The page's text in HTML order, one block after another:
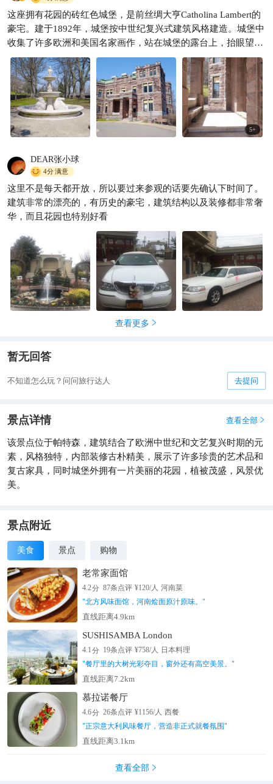
这座拥有花园的砖红色城堡，是前丝绸大亨Catholina Lambert的
豪宅。建于1892年，城堡按中世纪复兴式建筑风格建造。城堡中
收集了许多欧洲和美国名家画作，站在城堡的露台上，抬眼望去
便是曼哈顿的天际线，拥有着绝佳的风景，前来的当日城堡在翻
修中，上官网查询了下资料，兰伯特城堡翻修后预计会于2023年
完工重新开放，城堡会继续作为博物馆开放参观。
5+
DEAR张小球
4分满意
这里不是每天都开放，所以要过来参观的话要先确认下时间了。
建筑非常的漂亮的，有历史的豪宅，建筑结构以及装修都非常奢
华，而且花园也特别好看
查看更多 
暂无回答
不知道怎么玩？问问旅行达人 去提问
景点详情 查看全部 
该景点位于帕特森，建筑结合了欧洲中世纪和文艺复兴时期的元
素，风格独特，内部装修古朴精美，展示了许多珍贵的艺术品和
复古家具，同时城堡外拥有一片美丽的花园，植被茂盛，风景优
美。
景点附近
美食 景点 购物
老常家面馆
4.2分 87条点评 ¥120/人 河南菜
"北方风味面馆，河南烩面原汁原味。 "
直线距离4.9km
SUSHISAMBA London
4.1分 19条点评 ¥758/人 日本料理
"餐厅里的大树光彩夺目，窗外还有高空美景。 "
直线距离7.2km
慕拉诺餐厅
4.6分 26条点评 ¥1156/人 西餐
"正宗意大利风味餐厅，营造非正式就餐氛围"
直线距离3.1km
查看全部 